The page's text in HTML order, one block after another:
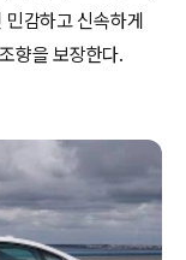
감하고 신속하게
향을 보장한다.